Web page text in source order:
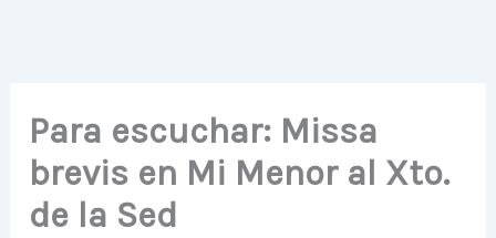
Para escuchar: Missa
brevis en Mi Menor al Xto.
de la Sed